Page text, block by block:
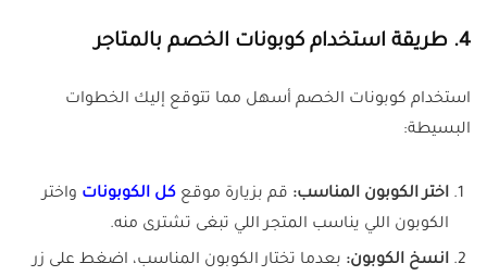
4. طريقة استخدام كوبونات الخصم بالمتاجر
استخدام كوبونات الخصم أسهل مما تتوقع إليك الخطوات
البسيطة:
اختر الكوبون المناسب: قم بزيارة موقع كل الكوبونات واختر
الكوبون اللي يناسب المتجر اللي تبغى تشترى منه.
انسخ الكوبون: بعدما تختار الكوبون المناسب، اضغط على زر